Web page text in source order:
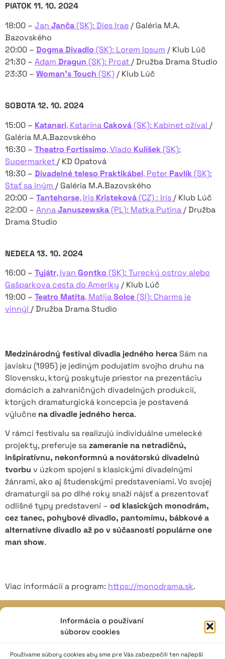
Informácia o používaní
súborov cookies
Používame súbory cookies aby sme pre Vás zabezpečili ten najlepší
PIATOK 11. 10. 2024
18:00 – Jan Janča (SK): Dies Irae / Galéria M.A.
Bazovského
20:00 – Dogma Divadlo (SK): Lorem Ipsum / Klub Lúč
21:30 – Adam Dragun (SK): Prcat / Družba Drama Studio
23:30 – Woman’s Touch (SK) / Klub Lúč
SOBOTA 12. 10. 2024
15:00 – Katanari, KatarínaCaková (SK): Kabinet ožíva! /
Galéria M.A.Bazovského
16:30 – Theatro Fortissimo, Vlado Kulíšek (SK):
Supermarket / KD Opatová
18:30 – Divadelné teleso Praktikábel, Peter Pavlík (SK):
Stať sa iným / Galéria M.A.Bazovského
20:00 – Tantehorse, Iris Kristeková (CZ) : Iris / Klub Lúč
22:00 – AnnaJanuszewska (PL): Matka Putina / Družba
Drama Studio
NEDEĽA 13. 10. 2024
16:00 – Tyjátr, Ivan Gontko (SK): Turecký ostrov alebo
Gašparkova cesta do Ameriky / Klub Lúč
19:00 – Teatro Matita, MatijaSolce (SI): Charms je
vinný! / Družba Drama Studio
Medzinárodný festival divadla jedného hercaSám na
javisku (1995) je jediným podujatím svojho druhu na
Slovensku, ktorý poskytuje priestor na prezentáciu
domácich a zahraničných divadelných produkcií,
ktorých dramaturgická koncepcia je postavená
výlučne na divadle jedného herca.
V rámci festivalu sa realizujú individuálne umelecké
projekty, preferuje sazameranie na netradičnú,
inšpiratívnu, nekonformnú a novátorskú divadelnú
tvorbu v úzkom spojení s klasickými divadelnými
žánrami, ako aj študenskými predstaveniami. Vo svojej
dramaturgii sa po dlhé roky snaží nájsť a prezentovať
odlišné typy predstavení – od klasických monodrám,
cez tanec, pohybové divadlo, pantomímu, bábkové a
alternatívne divadlo až po v súčasnosti populárne one
man show.
Viac informácií a program: https://monodrama.sk.
e-mail: javisko.noc@nocka.sk